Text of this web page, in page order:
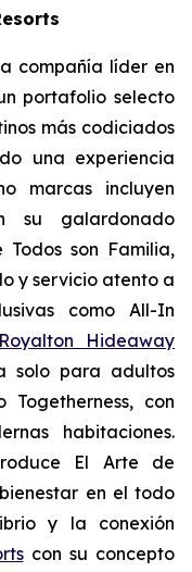
compañía líder en
portafolio selecto
más codiciados
una experiencia
marcas incluyen
su galardonado
Todos son Familia,
y servicio atento a
como All-In
Royalton Hideaway
solo para adultos
Togetherness, con
habitaciones.
El Arte de
en el todo
y la conexión
con su concepto